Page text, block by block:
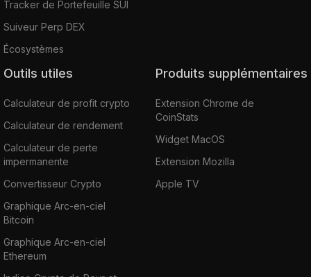
Tracker de Portefeuille SUI
Suiveur Perp DEX
Écosystèmes
Outils utiles
Calculateur de profit crypto
Calculateur de rendement
Calculateur de perte
impermanente
Convertisseur Crypto
Graphique Arc-en-ciel
Bitcoin
Graphique Arc-en-ciel
Ethereum
Produits supplémentaires
Extension Chrome de
CoinStats
Widget MacOS
Extension Mozilla
Apple TV